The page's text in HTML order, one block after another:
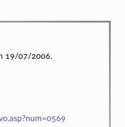
19/07/2006.